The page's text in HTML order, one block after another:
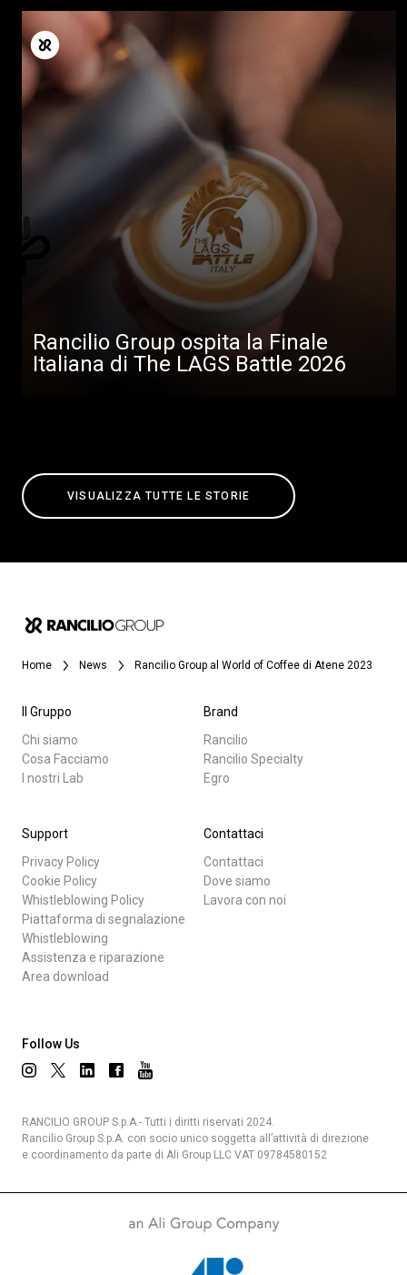
Rancilio Group ospita la Finale
Italiana di The LAGS Battle 2026
VISUALIZZA TUTTE LE STORIE
Home News Rancilio Group al World of Coffee di Atene 2023
Il Gruppo
Chi siamo
Cosa Facciamo
I nostri Lab
Brand
Rancilio
Rancilio Specialty
Egro
Support
Privacy Policy
Cookie Policy
Whistleblowing Policy
Piattaforma di segnalazione
Whistleblowing
Assistenza e riparazione
Area download
Contattaci
Contattaci
Dove siamo
Lavora con noi
Follow Us
RANCILIO GROUP S.p.A.- Tutti i diritti riservati 2024.
Rancilio Group S.p.A. con socio unico soggetta all’attività di direzione
e coordinamento da parte di Ali Group LLC VAT 09784580152